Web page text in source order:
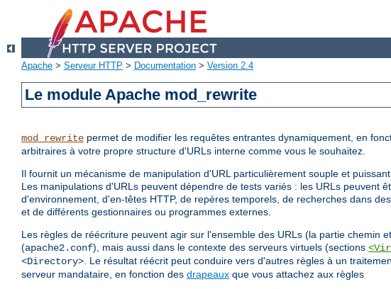
Apache > Serveur HTTP > Documentation > Version 2.4
Le module Apache mod_rewrite
mod_rewrite permet de modifier les requêtes entrantes dynamiquement, en
arbitraires à votre propre structure d'URLs interne comme vous le souhaitez.
Il fournit un mécanisme de manipulation d'URL particulièrement souple et
Les manipulations d'URLs peuvent dépendre de tests variés : les URLs peuvent
d'environnement, d'en-têtes HTTP, de repères temporels, de recherches dans
et de différents gestionnaires ou programmes externes.
Les règles de réécriture peuvent agir sur l'ensemble des URLs (la partie
(apache2.conf), mais aussi dans le contexte des serveurs virtuels (sections
<Directory>. Le résultat réécrit peut conduire vers d'autres règles à un
serveur mandataire, en fonction des drapeaux que vous attachez aux règles